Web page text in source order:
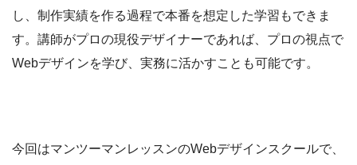
し、制作実績を作る過程で本番を想定した学習もできま
す。講師がプロの現役デザイナーであれば、プロの視点で
Webデザインを学び、実務に活かすことも可能です。
今回はマンツーマンレッスンのWebデザインスクールで、